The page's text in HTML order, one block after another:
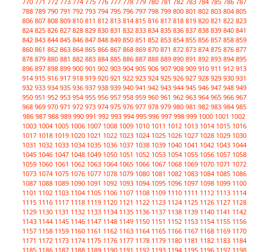
788 789 790 791 792 793 794 795 796 797 798 799 800 801 802 803 804 805
806 807 808 809 810 811 812 813 814 815 816 817 818 819 820 821 822 823
824 825 826 827 828 829 830 831 832 833 834 835 836 837 838 839 840 841
842 843 844 845 846 847 848 849 850 851 852 853 854 855 856 857 858 859
860 861 862 863 864 865 866 867 868 869 870 871 872 873 874 875 876 877
878 879 880 881 882 883 884 885 886 887 888 889 890 891 892 893 894 895
896 897 898 899 900 901 902 903 904 905 906 907 908 909 910 911 912 913
914 915 916 917 918 919 920 921 922 923 924 925 926 927 928 929 930 931
932 933 934 935 936 937 938 939 940 941 942 943 944 945 946 947 948 949
950 951 952 953 954 955 956 957 958 959 960 961 962 963 964 965 966 967
968 969 970 971 972 973 974 975 976 977 978 979 980 981 982 983 984 985
986 987 988 989 990 991 992 993 994 995 996 997 998 999 1000 1001 1002
1003 1004 1005 1006 1007 1008 1009 1010 1011 1012 1013 1014 1015 1016
1017 1018 1019 1020 1021 1022 1023 1024 1025 1026 1027 1028 1029 1030
1031 1032 1033 1034 1035 1036 1037 1038 1039 1040 1041 1042 1043 1044
1045 1046 1047 1048 1049 1050 1051 1052 1053 1054 1055 1056 1057 1058
1059 1060 1061 1062 1063 1064 1065 1066 1067 1068 1069 1070 1071 1072
1073 1074 1075 1076 1077 1078 1079 1080 1081 1082 1083 1084 1085 1086
1087 1088 1089 1090 1091 1092 1093 1094 1095 1096 1097 1098 1099 1100
1101 1102 1103 1104 1105 1106 1107 1108 1109 1110 1111 1112 1113 1114
1115 1116 1117 1118 1119 1120 1121 1122 1123 1124 1125 1126 1127 1128
1129 1130 1131 1132 1133 1134 1135 1136 1137 1138 1139 1140 1141 1142
1143 1144 1145 1146 1147 1148 1149 1150 1151 1152 1153 1154 1155 1156
1157 1158 1159 1160 1161 1162 1163 1164 1165 1166 1167 1168 1169 1170
1171 1172 1173 1174 1175 1176 1177 1178 1179 1180 1181 1182 1183 1184
1185 1186 1187 1188 1189 1190 1191 1192 1193 1194 1195 1196 1197 1198